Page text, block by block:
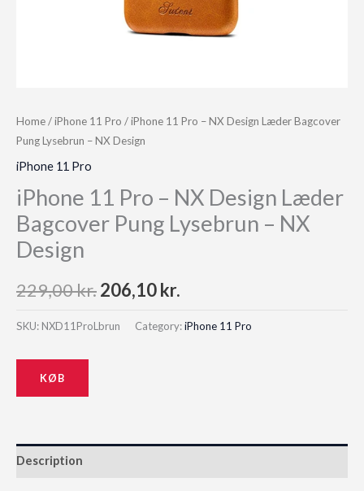
Home/iPhone 11 Pro / iPhone 11 Pro – NX Design Læder Bagcover
Pung Lysebrun – NX Design
iPhone 11 Pro
iPhone 11 Pro – NX Design Læder
Bagcover Pung Lysebrun – NX
Design
229,00kr.Original
price
206,10kr.
price
SKU: NXD11ProLbrun Category:iPhone 11 Pro
KØB
Description